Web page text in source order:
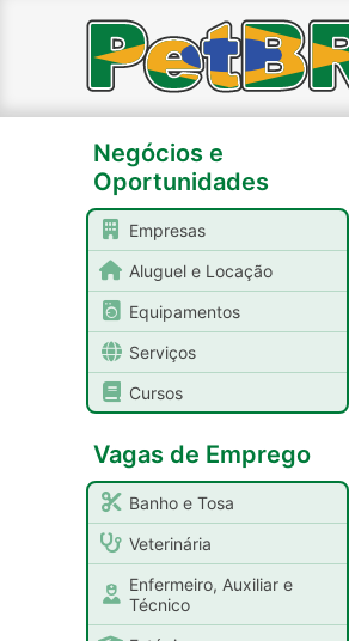
Negócios e
Oportunidades
Empresas
Aluguel e Locação
Equipamentos
Serviços
Cursos
Vagas de Emprego
Banho e Tosa
Veterinária
Enfermeiro, Auxiliar e
Técnico